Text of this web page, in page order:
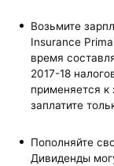
Возьмите
Insurance
время
2017-18
применяется к
заплатите
Пополняйте
Дивиденды